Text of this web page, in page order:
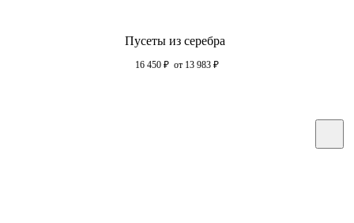
Пусеты из серебра
16 450 ₽ от 13 983 ₽